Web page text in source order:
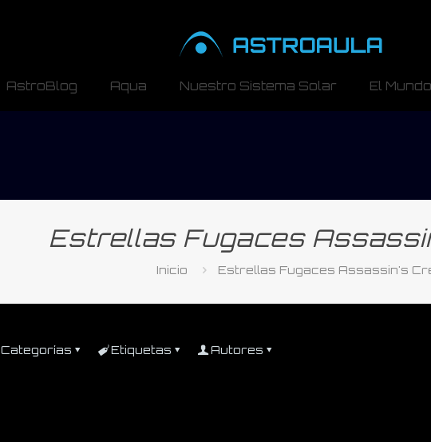
AstroBlog Aqua Nuestro Sistema Solar El
Estrellas Fugaces
Inicio Estrellas Fugaces Assassin's
Categorías Etiquetas Autores